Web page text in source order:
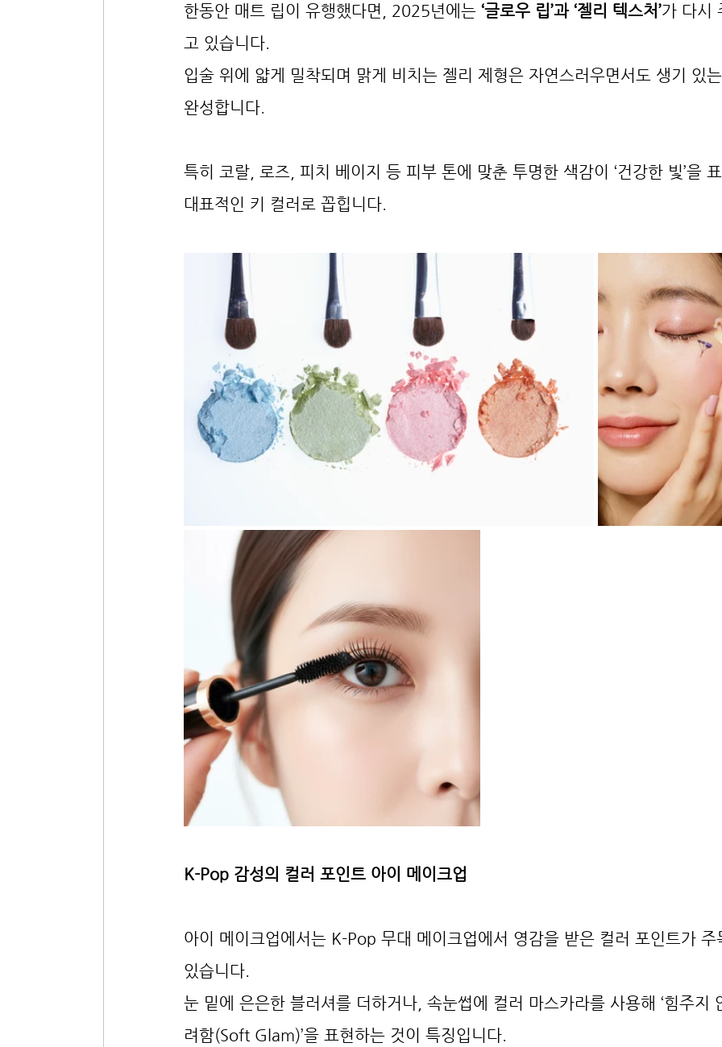
한동안 매트 립이 유행했다면, 2025년에는 ‘글로우 립’과 ‘젤리 텍스처’가 다시
고 있습니다.
입술 위에 얇게 밀착되며 맑게 비치는 젤리 제형은 자연스러우면서도 생기 있
완성합니다.
특히 코랄, 로즈, 피치 베이지 등 피부 톤에 맞춘 투명한 색감이 ‘건강한 빛’을
대표적인 키 컬러로 꼽힙니다.
K-Pop 감성의 컬러 포인트 아이 메이크업
아이 메이크업에서는 K-Pop 무대 메이크업에서 영감을 받은 컬러 포인트가
있습니다.
눈 밑에 은은한 블러셔를 더하거나, 속눈썹에 컬러 마스카라를 사용해 ‘힘주지
려함(Soft Glam)’을 표현하는 것이 특징입니다.